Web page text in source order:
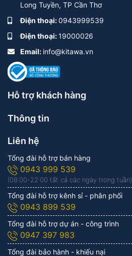
Long Tuyền, TP Cần Thơ
Điện thoại:0943999539
Điện thoại:19000026
Email: info@kitawa.vn
Hỗ trợ khách hàng
Thông tin
Liên hệ
Tổng đài hỗ trợ bán hàng
0943 999 539
(08:00-22:00 tất cả các ngày trong tuần)
Tổng đài hỗ trợ kênh sỉ - phân phối
0943 899 539
Tổng đài hỗ trợ dự án - công trình
0947 397 983
Tổng đài bảo hành - khiếu nại